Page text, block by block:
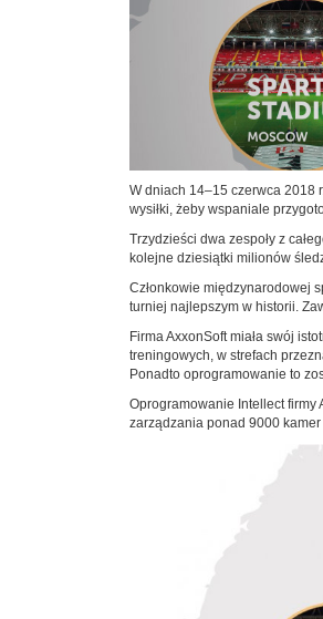
W dniach 14–15 czerwca 2018
wysiłki, żeby wspaniale
Trzydzieści dwa zespoły z
kolejne dziesiątki milionów
Członkowie międzynarodowej
turniej najlepszym w historii.
Firma AxxonSoft miała swój
treningowych, w strefach
Ponadto oprogramowanie to
Oprogramowanie Intellect firmy
zarządzania ponad 9000